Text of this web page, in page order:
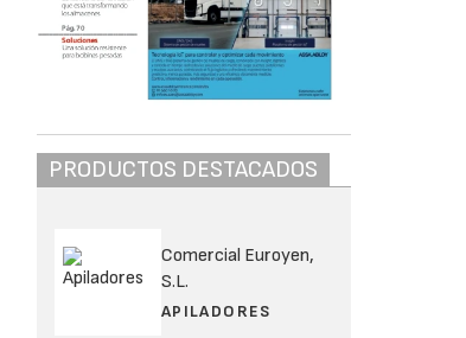
PRODUCTOS DESTACADOS
Comercial Euroyen,
S.L.
APILADORES